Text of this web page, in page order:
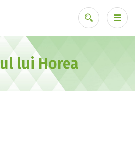
Ai uitat parola?
lui Horea